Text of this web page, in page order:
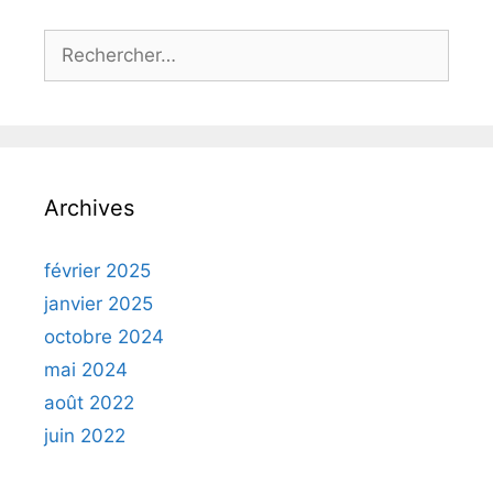
Archives
février 2025
janvier 2025
octobre 2024
mai 2024
août 2022
juin 2022